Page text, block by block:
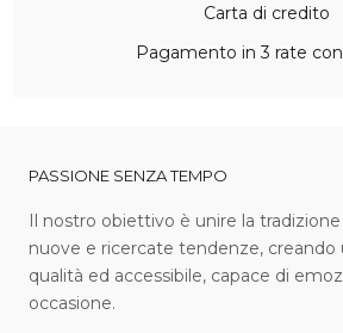
Carta di credito
Pagamento in 3 rate
PASSIONE SENZA TEMPO
I l nostro obiettivo è unire la
nuove e ricercate tendenze, creando
qualità ed accessibile, capace di
occasione.